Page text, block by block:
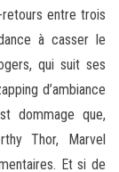
entre trois
à casser le
qui suit ses
d’ambiance
dommage que,
Thor, Marvel
Et si de